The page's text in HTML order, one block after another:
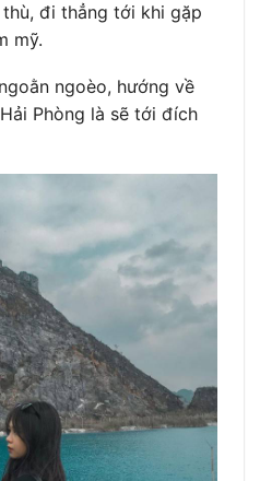
đi thẳng tới khi gặp
mỹ.
ngoèo, hướng về
Phòng là sẽ tới đích